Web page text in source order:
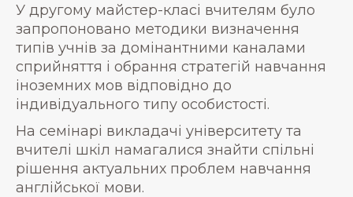
У другому майстер-класі вчителям було
запропоновано методики визначення
типів учнів за домінантними каналами
сприйняття і обрання стратегій навчання
іноземних мов відповідно до
індивідуального типу особистості.
На семінарі викладачі університету та
вчителі шкіл намагалися знайти спільні
рішення актуальних проблем навчання
англійської мови.